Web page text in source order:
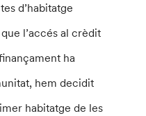
d’habitatge
l’accés al crèdit
ha
hem decidit
habitatge de les